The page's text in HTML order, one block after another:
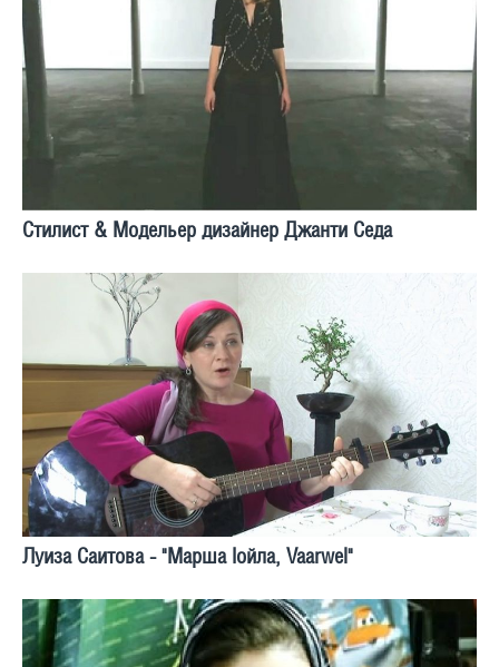
Стилист & Модельер дизайнер Джанти Седа
Луиза Саитова - "Марша Iойла, Vaarwel"